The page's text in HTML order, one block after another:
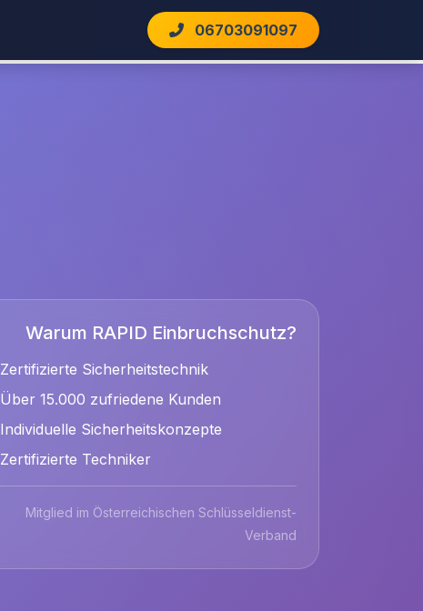
06703091097
Warum RAPID Einbruchschutz?
Zertifizierte Sicherheitstechnik
Über 15.000 zufriedene Kunden
Individuelle Sicherheitskonzepte
Zertifizierte Techniker
Mitglied im Österreichischen Schlüsseldienst-
Verband